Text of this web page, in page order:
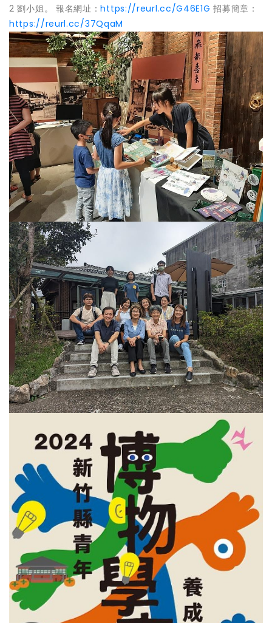
2 劉小姐。 報名網址：https://reurl.cc/G46E1G 招募簡章：
https://reurl.cc/37QqaM